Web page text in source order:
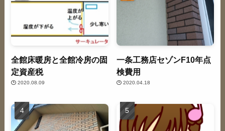
全館床暖房と全館冷房の固
定資産税
2020.08.09
一条工務店セゾンF10年点
検費用
2020.04.18